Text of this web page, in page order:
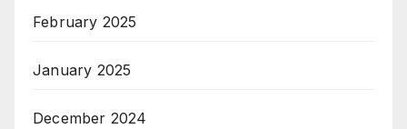
February 2025
January 2025
December 2024